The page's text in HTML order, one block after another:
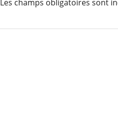
Les champs obligatoires sont